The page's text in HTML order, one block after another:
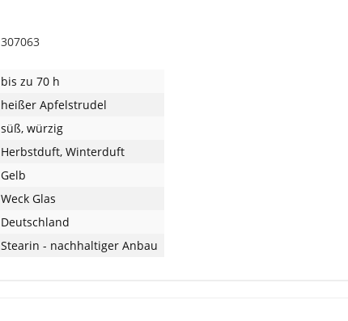
307063
bis zu 70 h
heißer Apfelstrudel
süß, würzig
Herbstduft, Winterduft
Gelb
Weck Glas
Deutschland
Stearin - nachhaltiger Anbau